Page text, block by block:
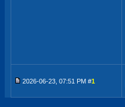
2026-06-23, 07:51 PM #1